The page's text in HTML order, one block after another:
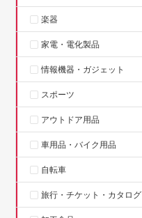
楽器
家電・電化製品
情報機器・ガジェット
スポーツ
アウトドア用品
車用品・バイク用品
自転車
旅行・チケット・カタログ